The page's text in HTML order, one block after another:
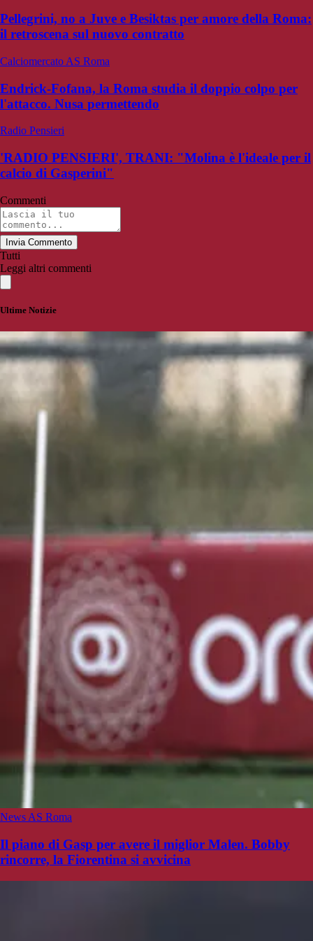
Pellegrini, no a Juve e Besiktas per amore della Roma:
il retroscena sul nuovo contratto
Calciomercato AS Roma
Endrick-Fofana, la Roma studia il doppio colpo per
l'attacco. Nusa permettendo
Radio Pensieri
'RADIO PENSIERI', TRANI: "Molina è l'ideale per il
calcio di Gasperini"
Commenti
Invia Commento
Tutti
Leggi altri commenti
Ultime Notizie
News AS Roma
Il piano di Gasp per avere il miglior Malen. Bobby
rincorre, la Fiorentina si avvicina